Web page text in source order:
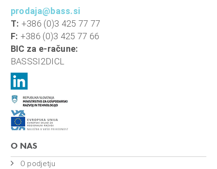
prodaja@bass.si
T: +386 (0)3 425 77 77
F: +386 (0)3 425 77 66
BIC za e-račune:
BASSSI2DICL
O NAS
O podjetju